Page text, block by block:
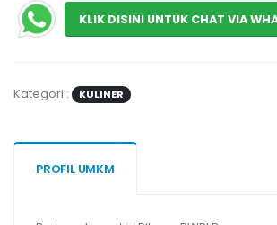
KLIK DISINI UNTUK CHAT VIA
Kategori : KULINER
PROFIL UMKM